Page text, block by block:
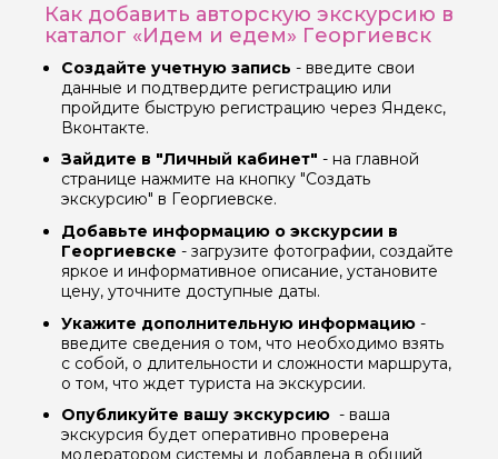
Как добавить авторскую экскурсию в
каталог «Идем и едем» Георгиевск
Создайте учетную запись - введите свои
данные и подтвердите регистрацию или
пройдите быструю регистрацию через Яндекс,
Вконтакте.
Зайдите в "Личный кабинет" - на главной
странице нажмите на кнопку "Создать
экскурсию" в Георгиевске.
Добавьте информацию о экскурсии в
Георгиевске - загрузите фотографии, создайте
яркое и информативное описание, установите
цену, уточните доступные даты.
Укажите дополнительную информацию -
введите сведения о том, что необходимо взять
с собой, о длительности и сложности маршрута,
о том, что ждет туриста на экскурсии.
Опубликуйте вашу экскурсию - ваша
экскурсия будет оперативно проверена
модератором системы и добавлена в общий
Вопросы и комментарии
Если у вас есть интересующие вопросы, можете их
задать
Я даю своё согласие на обработку персональных
данных
Отправить